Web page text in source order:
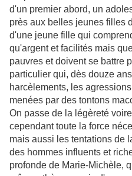
d'un premier abord, un
près aux belles jeunes filles
d'une jeune fille qui
qu'argent et facilités mais
pauvres et doivent se battre
particulier qui, dès douze
harcèlements, les
menées par des tontons
On passe de la légèreté
cependant toute la force
mais aussi les tentations de
des hommes influents et
profonde de Marie-Michèle,